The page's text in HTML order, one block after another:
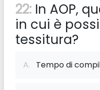
22: In AOP,
in cui è
tessitura?
A. Tempo di